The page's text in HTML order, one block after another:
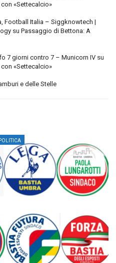
«Settecalcio»
Football Italia – Siggknowtech |
su Passaggio di Bettona: A
7 giorni contro 7 – Municorn IV su
«Settecalcio»
e delle Stelle
POLITICA